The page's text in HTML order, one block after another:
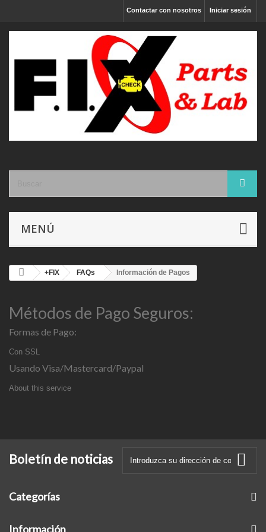
Iniciar sesión
Contactar con nosotros
MENÚ
+FIX FAQs Información de Pagos
Métodos de Pago Seguros:
Formas de Pago:
Con SSL
Usando Visa/Mastercard/Paypal
About this service
Boletín de noticias
Categorías
Información